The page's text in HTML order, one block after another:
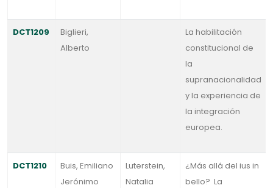
DCT1209
Biglieri,
Alberto
La habilitación
constitucional de
la
supranacionalidad
y la experiencia de
la integración
europea.
DCT1210
Buis, Emiliano
Jerónimo
Luterstein,
Natalia
¿Más allá del ius in
bello? La